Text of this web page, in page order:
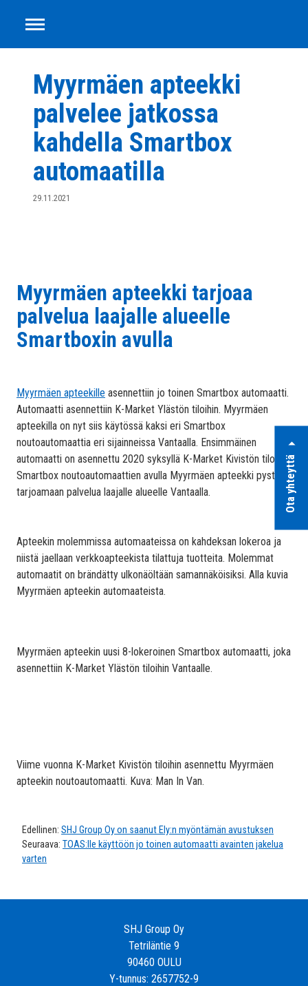
sisältöönMyyrmäen apteekki
palvelee jatkossa
kahdella Smartbox
automaatilla
29.11.2021
Myyrmäen apteekki tarjoaa
palvelua laajalle alueelle
Smartboxin avulla
Myyrmäen apteekille asennettiin jo toinen Smartbox automaatti.
Automaatti asennettiin K-Market Ylästön tiloihin. Myyrmäen
apteekilla on nyt siis käytössä kaksi eri Smartbox
noutoautomaattia eri sijainneissa Vantaalla. Ensimmäinen
automaatti on asennettu 2020 syksyllä K-Market Kivistön tiloihin.
Smartbox noutoautomaattien avulla Myyrmäen apteekki pystyy
tarjoamaan palvelua laajalle alueelle Vantaalla.
Apteekin molemmissa automaateissa on kahdeksan lokeroa ja
niistä jaellaan verkkoapteekista tilattuja tuotteita. Molemmat
automaatit on brändätty ulkonäöltään samannäköisiksi. Alla kuvia
Myyrmäen apteekin automaateista.
Myyrmäen apteekin uusi 8-lokeroinen Smartbox automaatti, joka
asennettiin K-Market Ylästön tiloihin Vantaalle.
Viime vuonna K-Market Kivistön tiloihin asennettu Myyrmäen
apteekin noutoautomaatti. Kuva: Man In Van.
Edellinen: SHJ Group Oy on saanut Ely:n myöntämän avustuksen
Seuraava: TOAS:lle käyttöön jo toinen automaatti avainten jakelua
varten
Ota yhteyttä
SHJ Group Oy
Tetriläntie 9
90460 OULU
Y-tunnus: 2657752-9